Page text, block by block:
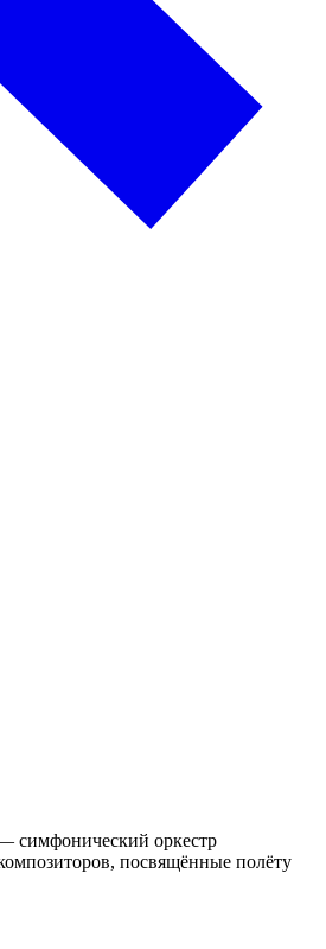
— симфонический оркестр
посвящённые полёту